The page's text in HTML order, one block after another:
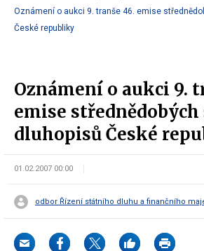
Oznámení o aukci 9. tranše 46. emise
České republiky
Oznámení o aukci 9.
emise
dluhopisů České
01.02.2007 00:00
odbor Řízení státního dluhu a finančního